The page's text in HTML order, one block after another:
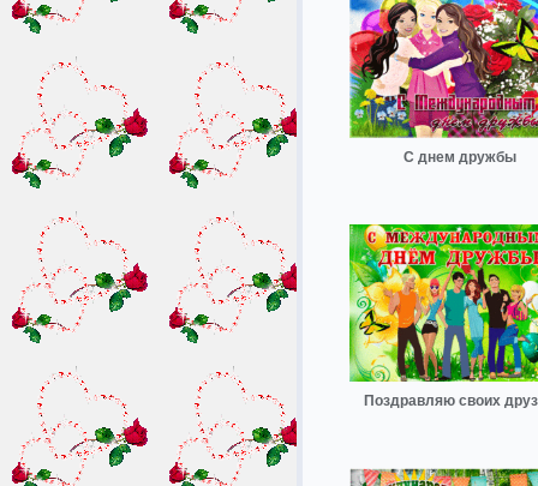
С днем дружбы
Поздравляю своих